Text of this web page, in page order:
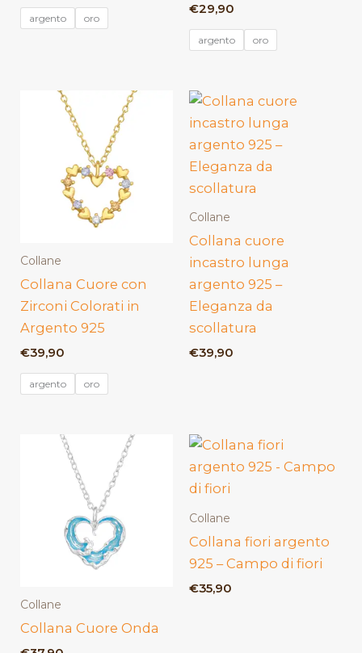
argento oro
€29,90
argento oro
Collane
Collana Cuore con
Zirconi Colorati in
Argento 925
€39,90
argento oro
Collane
Collana cuore
incastro lunga
argento 925 –
Eleganza da
scollatura
€39,90
Collane
Collana Cuore Onda
Collane
Collana fiori argento
925 – Campo di fiori
€35,90